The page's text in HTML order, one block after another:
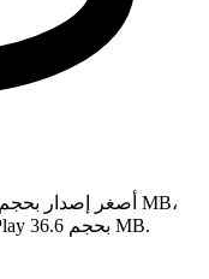
وهو أصغر بنسبة 62% من إصدار Google Play بحجم 36.6 MB.